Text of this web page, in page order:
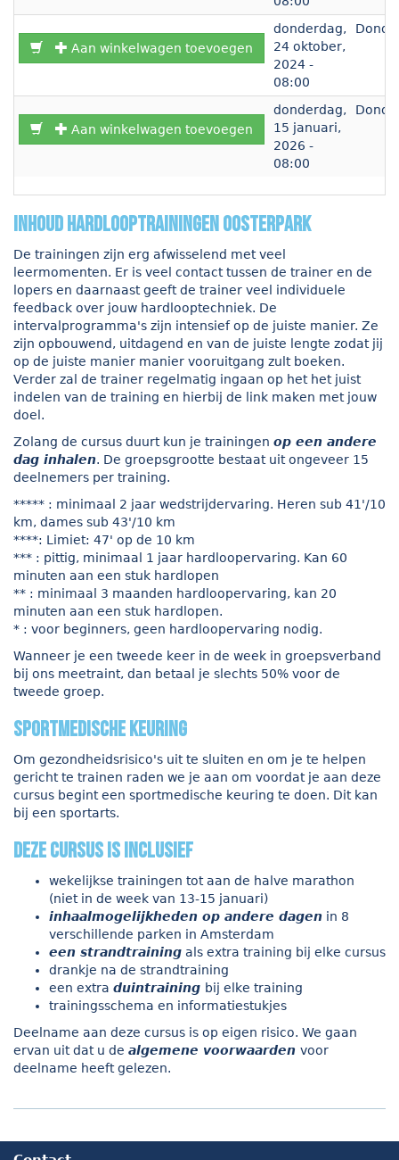
Aan winkelwagen toevoegen
donderdag,
24 oktober,
2024 -
08:00
Aan winkelwagen toevoegen
donderdag,
15 januari,
2026 -
08:00
inhoud hardlooptrainingen Oosterpark
De trainingen zijn erg afwisselend met veel
leermomenten. Er is veel contact tussen de trainer en de
lopers en daarnaast geeft de trainer veel individuele
feedback over jouw hardlooptechniek. De
intervalprogramma's zijn intensief op de juiste manier. Ze
zijn opbouwend, uitdagend en van de juiste lengte zodat jij
op de juiste manier manier vooruitgang zult boeken.
Verder zal de trainer regelmatig ingaan op het het juist
indelen van de training en hierbij de link maken met jouw
doel.
Zolang de cursus duurt kun je trainingen op een andere
dag inhalen. De groepsgrootte bestaat uit ongeveer 15
deelnemers per training.
***** : minimaal 2 jaar wedstrijdervaring. Heren sub 41'/10
km, dames sub 43'/10 km
****: Limiet: 47' op de 10 km
*** : pittig, minimaal 1 jaar hardloopervaring. Kan 60
minuten aan een stuk hardlopen
** : minimaal 3 maanden hardloopervaring, kan 20
minuten aan een stuk hardlopen.
* : voor beginners, geen hardloopervaring nodig.
Wanneer je een tweede keer in de week in groepsverband
bij ons meetraint, dan betaal je slechts 50% voor de
tweede groep.
sportmedische keuring
Om gezondheidsrisico's uit te sluiten en om je te helpen
gericht te trainen raden we je aan om voordat je aan deze
cursus begint een sportmedische keuring te doen. Dit kan
bij een sportarts.
Deze cursus is inclusief
wekelijkse trainingen tot aan de halve marathon
(niet in de week van 13-15 januari)
inhaalmogelijkheden op andere dagen in 8
verschillende parken in Amsterdam
een strandtraining als extra training bij elke cursus
drankje na de strandtraining
een extra duintraining bij elke training
trainingsschema en informatiestukjes
Deelname aan deze cursus is op eigen risico. We gaan
ervan uit dat u de algemene voorwaarden voor
deelname heeft gelezen.